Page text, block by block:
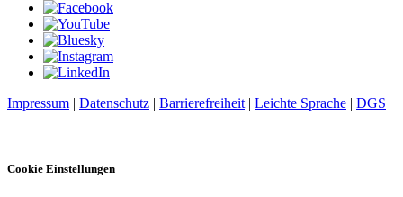
Impressum | Datenschutz | Barrierefreiheit | Leichte Sprache | DGS
Cookie Einstellungen